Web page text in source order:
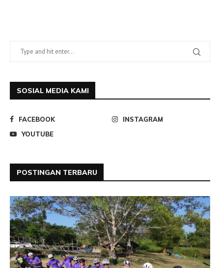
SOSIAL MEDIA KAMI
FACEBOOK
INSTAGRAM
YOUTUBE
POSTINGAN TERBARU